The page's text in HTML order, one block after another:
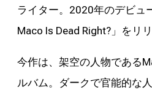
ライター。2020年のデビュ
Maco Is Dead Right?」をリ
今作は、架空の人物である
ルバム。ダークで官能的な